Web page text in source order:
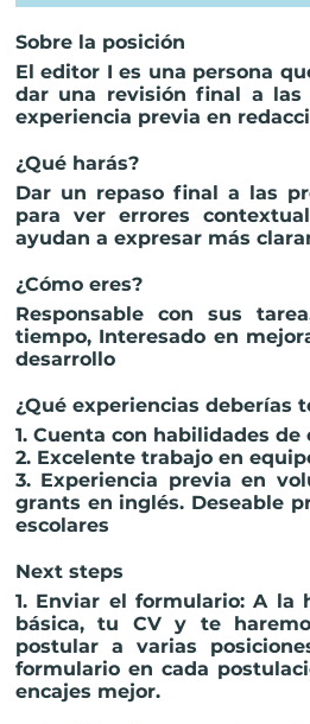
Sobre la posición
El editor I es una persona
dar una revisión final a las
experiencia previa en
¿Qué harás?
Dar un repaso final a las
para ver errores
ayudan a expresar más
¿Cómo eres?
Responsable con sus
tiempo, Interesado en
desarrollo
¿Qué experiencias deberías
1. Cuenta con habilidades de
2. Excelente trabajo en
3. Experiencia previa en
grants en inglés. Deseable
escolares
Next steps
1. Enviar el formulario: A la
básica, tu CV y te
postular a varias
formulario en cada
encajes mejor.